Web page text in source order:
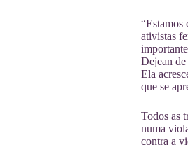
“Estamos
ativistas
Dejean
Ela
que se
Todos as
numa
contra a